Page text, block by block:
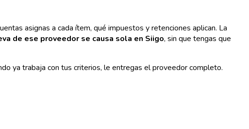
asignas a cada ítem, qué impuestos y retenciones aplican. La
de ese proveedor se causa sola en Siigo, sin que tengas que
ya trabaja con tus criterios, le entregas el proveedor completo.